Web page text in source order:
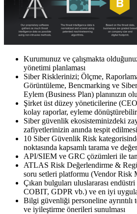
Kurumunuz ve çalışmakta
yönetimi planlaması
Siber Risklerinizi; Ölçme,
Görüntüleme, Bencmarking ve
Eylem (Business Plan) planınızın
Şirket üst düzey yöneticilerine
kolay raporlar, eyleme
Siber güvenlik ekosisteminizdeki
zafiyetlerinizin anında tespit
10 Siber Güvenlik Risk
noktasında kapsamlı tarama ve
API/SIEM ve GRC çözümleri ile
ATLAS Risk Değerlendirme &
soru setleri platformu (Vendor Risk
Çıkan bulguları uluslararası
COBIT, GDPR vb.) ve en iyi
Bilgi güvenliği personeline
ve iyileştirme önerileri sunulması